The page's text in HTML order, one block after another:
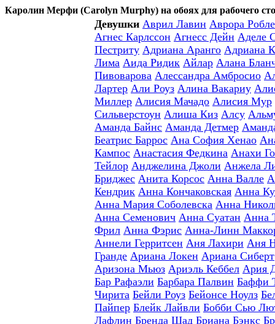
Каролин Мерфи (Carolyn Murphy) на обоях для рабочего
Девушки Аврил Лавин Аврора
Агнес Карлссон Агнесс Дейн Аделе
Пестриту Адриана Аранго Адриана
Лима Аида Ридик Айлар Алана
Пивоварова Алессандра Амбросио
Лартер Али Роуз Алина Вакариу
Миллер Алисия Мачадо Алисия Мур
Сильверстоун Алиша Киз Алсу
Аманда Байнс Аманда Детмер
Беатрис Баррос Ана София Хенао
Кампос Анастасия Федкина Анахи
Тейлор Анджелина Джоли Анжела
Бриджес Анита Корсос Анна Валле
Кендрик Анна Кончаковская Анна
Анна Мария Соболевска Анна
Анна Семенович Анна Суатан Анна
Фрил Анна Фэрис Анна-Линн
Аннели Герритсен Аня Лахири Аня
Гранде Ариана Локен Ариана Сиберт
Аризона Мьюз Ариэль Кеббел Ария
Бар Рафаэли Барбара Палвин Баффи
Чирита Бейли Роуз Бейонсе Ноулз
Пайпер Блейк Лайвли Бобби Сью
Лафлин Бренда Шад Бриана Бэнкс